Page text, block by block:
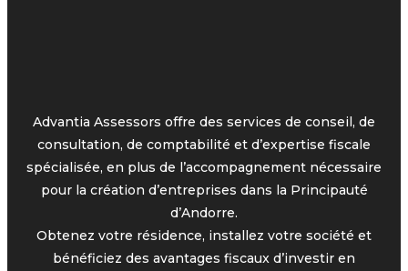
Advantia Assessors offre des services de conseil, de
consultation, de comptabilité et d’expertise fiscale
spécialisée, en plus de l’accompagnement nécessaire
pour la création d’entreprises dans la Principauté
d’Andorre.
Obtenez votre résidence, installez votre société et
bénéficiez des avantages fiscaux d’investir en